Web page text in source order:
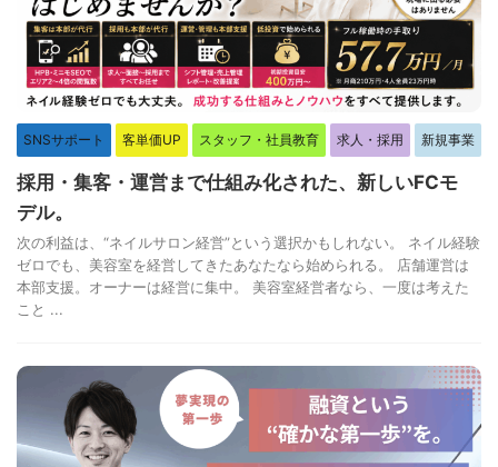
SNSサポート 客単価UP スタッフ・社員教育 求人・採用 新規事業
採用・集客・運営まで仕組み化された、新しいFCモ
デル。
次の利益は、“ネイルサロン経営”という選択かもしれない。 ネイル経験
ゼロでも、美容室を経営してきたあなたなら始められる。 店舗運営は
本部支援。オーナーは経営に集中。 美容室経営者なら、一度は考えた
こと ...